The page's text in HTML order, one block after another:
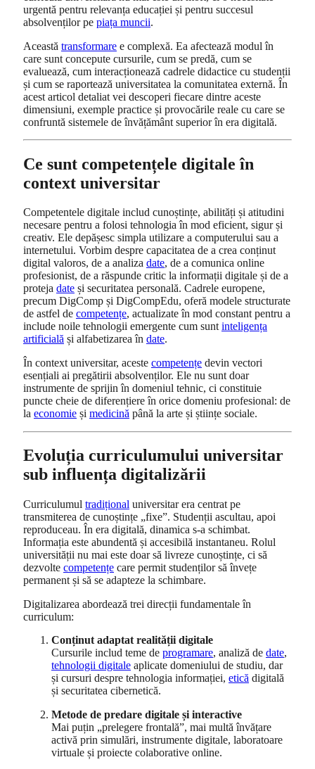
urgentă pentru relevanța educației și pentru succesul
absolvenților pe piața muncii.
Această transformare e complexă. Ea afectează modul în
care sunt concepute cursurile, cum se predă, cum se
evaluează, cum interacționează cadrele didactice cu studenții
și cum se raportează universitatea la comunitatea externă. În
acest articol detaliat vei descoperi fiecare dintre aceste
dimensiuni, exemple practice și provocările reale cu care se
confruntă sistemele de învățământ superior în era digitală.
Ce sunt competențele digitale în
context universitar
Competentele digitale includ cunoștințe, abilități și atitudini
necesare pentru a folosi tehnologia în mod eficient, sigur și
creativ. Ele depășesc simpla utilizare a computerului sau a
internetului. Vorbim despre capacitatea de a crea conținut
digital valoros, de a analiza date, de a comunica online
profesionist, de a răspunde critic la informații digitale și de a
proteja date și securitatea personală. Cadrele europene,
precum DigComp și DigCompEdu, oferă modele structurate
de astfel de competențe, actualizate în mod constant pentru a
include noile tehnologii emergente cum suntinteligența
artificială și alfabetizarea în date.
În context universitar, aceste competențe devin vectori
esențiali ai pregătirii absolvenților. Ele nu sunt doar
instrumente de sprijin în domeniul tehnic, ci constituie
puncte cheie de diferențiere în orice domeniu profesional: de
la economie și medicină până la arte și științe sociale.
Evoluția curriculumului universitar
sub influența digitalizării
Curriculumul tradițional universitar era centrat pe
transmiterea de cunoștințe „fixe”. Studenții ascultau, apoi
reproduceau. În era digitală, dinamica s‑a schimbat.
Informația este abundentă și accesibilă instantaneu. Rolul
universității nu mai este doar să livreze cunoștințe, ci să
dezvolte competențe care permit studenților să învețe
permanent și să se adapteze la schimbare.
Digitalizarea abordează trei direcții fundamentale în
curriculum:
Conținut adaptat realității digitale
Cursurile includ teme de programare, analiză de date,
tehnologii digitale aplicate domeniului de studiu, dar
și cursuri despre tehnologia informației, etică digitală
și securitatea cibernetică.
Metode de predare digitale și interactive
Mai puțin „prelegere frontală”, mai multă învățare
activă prin simulări, instrumente digitale, laboratoare
virtuale și proiecte colaborative online.